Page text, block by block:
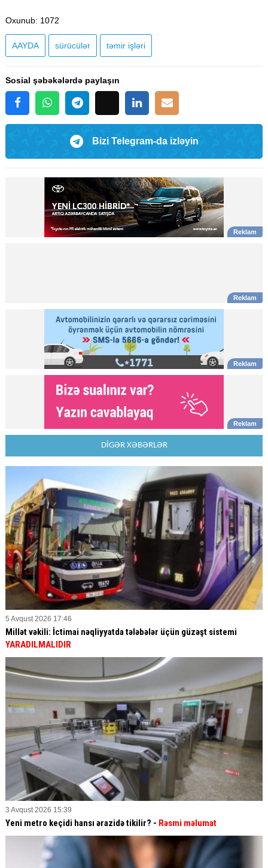
Oxunub: 1072
AAYDA sürücülər təmir işləri
Sosial şəbəkələrdə paylaşın
Bizi Telegram-da izləyin
DİGƏR XƏBƏRLƏR
5 Avqust 2026 17:46
Millət vəkili: İctimai nəqliyyatda tələbələr üçün güzəşt sistemi
YARADILMALIDIR
3 Avqust 2026 15:39
Yeni metro keçidi hansı ərazidə tikilir? - Rəsmi məlumat